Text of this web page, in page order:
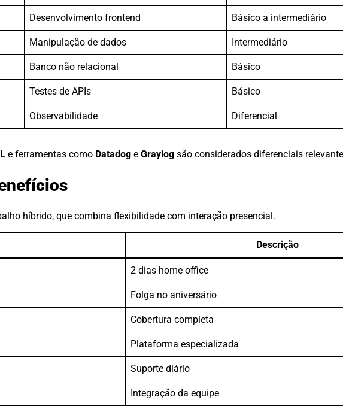
Desenvolvimento frontend Básico a intermediário
Manipulação de dados Intermediário
Banco não relacional Básico
Testes de APIs Básico
Observabilidade Diferencial
e ferramentas como Datadog e Graylog são considerados diferenciais
híbrido, que combina flexibilidade com interação presencial.
Descrição
2 dias home office
Folga no aniversário
Cobertura completa
Plataforma especializada
Suporte diário
Integração da equipe